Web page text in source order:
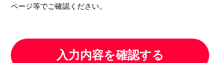
ページ等でご確認ください。